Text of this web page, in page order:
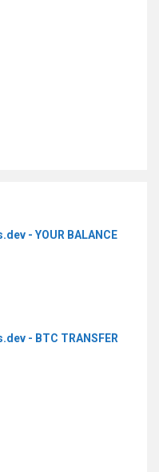
- YOUR BALANCE
- BTC TRANSFER